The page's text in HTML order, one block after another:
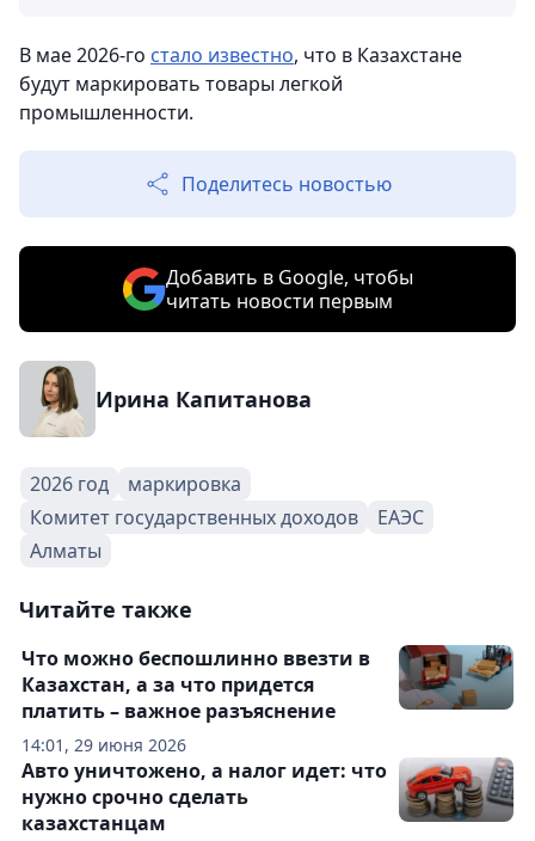
В мае 2026-го стало известно, что в Казахстане
будут маркировать товары легкой
промышленности.
Поделитесь новостью
Добавить в Google, чтобы
читать новости первым
Ирина Капитанова
2026 год
маркировка
Комитет государственных доходов
ЕАЭС
Алматы
Читайте также
14:01, 29 июня 2026
Что можно беспошлинно ввезти в
Казахстан, а за что придется
платить – важное разъяснение
Авто уничтожено, а налог идет: что
нужно срочно сделать
казахстанцам